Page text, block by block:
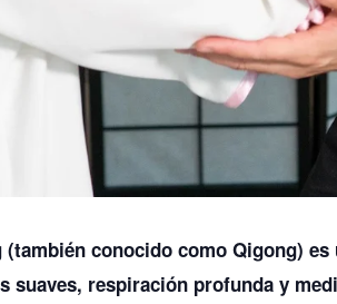
(también conocido como Qigong)
suaves, respiración profunda y